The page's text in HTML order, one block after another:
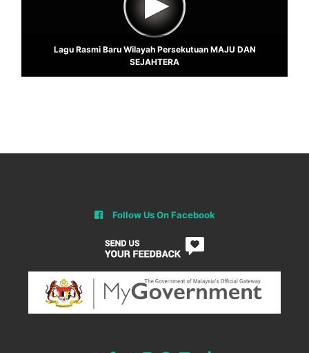
Lagu Rasmi Baru Wilayah Persekutuan MAJU DAN
SEJAHTERA
Follow Us On Facebook